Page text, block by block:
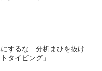
するな 分析まひを抜け
タイピング」